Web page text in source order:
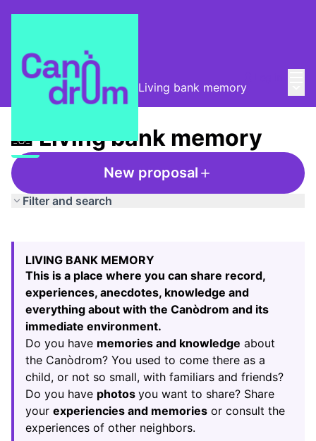
Taula de Memòries / 📸 Living bank memory
📸 Living bank memory
New proposal
Filter and search
−
LIVING BANK MEMORY
This is a place where you can share record,
experiences, anecdotes, knowledge and
everything about with the Canòdrom and its
immediate environment.
Do you have memories and knowledge about
the Canòdrom? You used to come there as a
child, or not so small, with familiars and friends?
Do you have photos you want to share? Share
your experiencies and memories or consult the
experiences of other neighbors.